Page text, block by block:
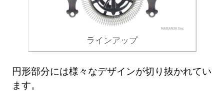
ラインアップ
円形部分には様々なデザインが切り抜かれてい
ます。